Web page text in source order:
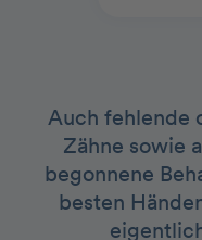
Auch fehlende
Zähne sowie
begonnene
besten